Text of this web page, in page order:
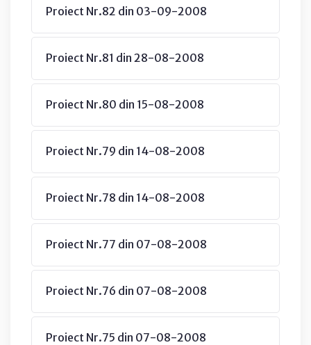
Proiect Nr.82 din 03-09-2008
Proiect Nr.81 din 28-08-2008
Proiect Nr.80 din 15-08-2008
Proiect Nr.79 din 14-08-2008
Proiect Nr.78 din 14-08-2008
Proiect Nr.77 din 07-08-2008
Proiect Nr.76 din 07-08-2008
Proiect Nr.75 din 07-08-2008